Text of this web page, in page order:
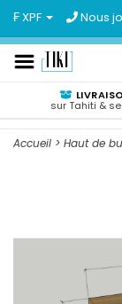
₣ XPF Nous
sur Tahiti &
Accueil > Haut de